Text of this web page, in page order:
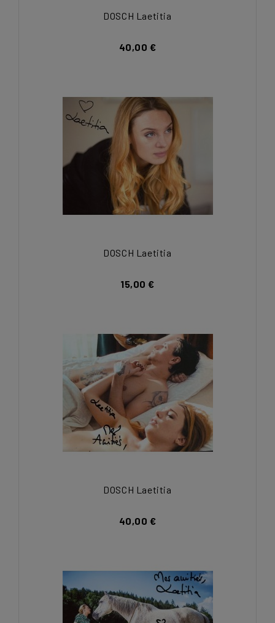
DOSCH Laetitia
40,00 €
DOSCH Laetitia
15,00 €
DOSCH Laetitia
40,00 €